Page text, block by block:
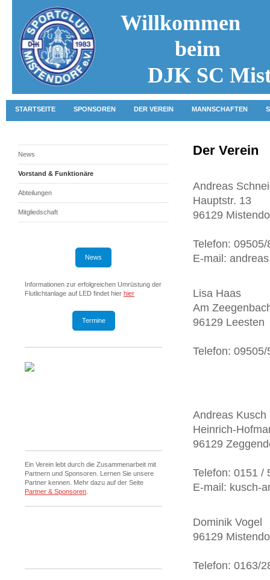
Willkommen
beim
DJK SC
STARTSEITE SPONSOREN DER VEREIN MANNSCHAFTEN
News
Vorstand & Funktionäre
Abteilungen
Mitgliedschaft
News
Informationen zur erfolgreichen Umrüstung der
Flutlichtanlage auf LED findet hier hier
Termine
Ein Verein lebt durch die Zusammenarbeit mit
Partnern und Sponsoren. Lernen Sie unsere
Partner kennen. Mehr dazu auf der Seite
Partner & Sponsoren
Der Verein
Andreas
Hauptstr. 13
96129
Telefon:
E-mail:
Lisa Haas
Am
96129 Leesten
Telefon: 09505/
Andreas Kusch
Heinrich-
96129
Telefon: 0151 /
E-mail: kusch-
Dominik Vogel
96129
Telefon: 0163/